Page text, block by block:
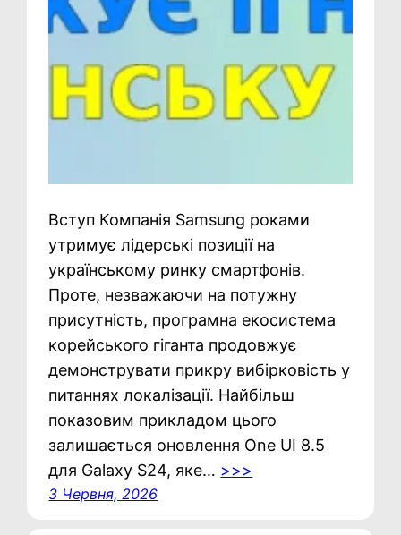
Вступ Компанія Samsung роками
утримує лідерські позиції на
українському ринку смартфонів.
Проте, незважаючи на потужну
присутність, програмна екосистема
корейського гіганта продовжує
демонструвати прикру вибірковість у
питаннях локалізації. Найбільш
показовим прикладом цього
залишається оновлення One UI 8.5
для Galaxy S24, яке… >>>
3 Червня, 2026